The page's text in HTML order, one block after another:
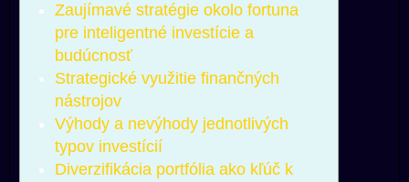
Zaujímavé stratégie okolo fortuna
pre inteligentné investície a
budúcnosť
Strategické využitie finančných
nástrojov
Výhody a nevýhody jednotlivých
typov investícií
Diverzifikácia portfólia ako kľúč k